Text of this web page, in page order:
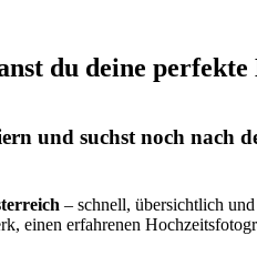
du deine perfekte
und suchst noch nach
– schnell, übersichtlich
einen erfahrenen